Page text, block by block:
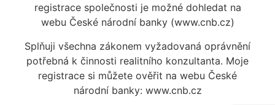
registrace společnosti je možné dohledat na
webu České národní banky (www.cnb.cz)
Splňuji všechna zákonem vyžadovaná oprávnění
potřebná k činnosti realitního konzultanta. Moje
registrace si můžete ověřit na webu České
národní banky: www.cnb.cz